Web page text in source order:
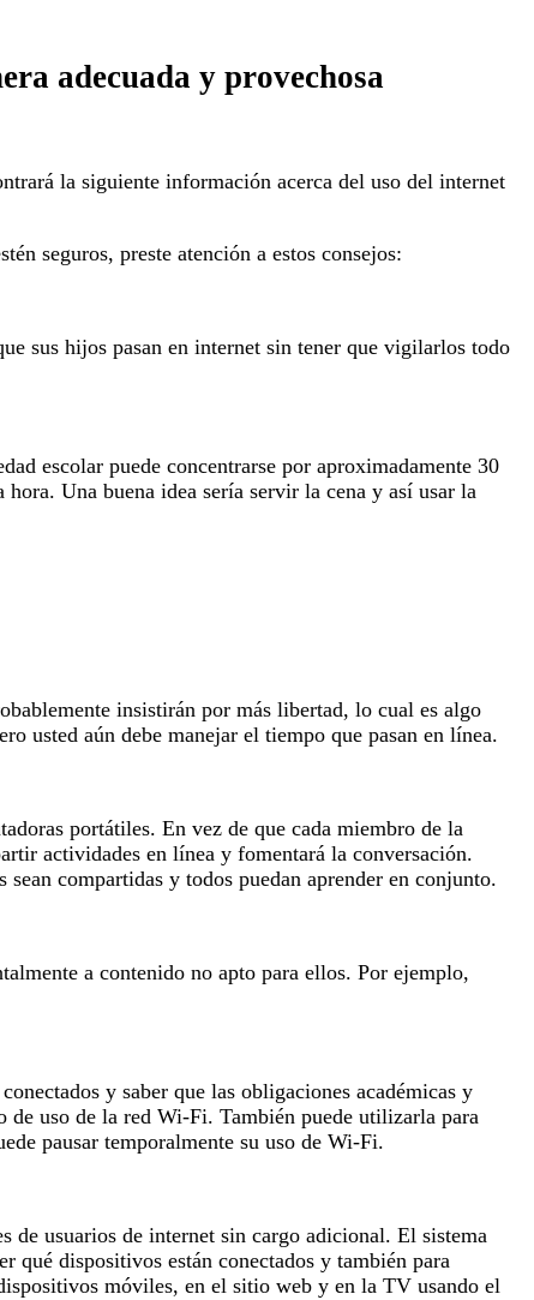
adecuada y provechosa
la siguiente información acerca del uso del internet
seguros, preste atención a estos consejos:
sus hijos pasan en internet sin tener que vigilarlos todo
escolar puede concentrarse por aproximadamente 30
Una buena idea sería servir la cena y así usar la
insistirán por más libertad, lo cual es algo
usted aún debe manejar el tiempo que pasan en línea.
portátiles. En vez de que cada miembro de la
actividades en línea y fomentará la conversación.
compartidas y todos puedan aprender en conjunto.
a contenido no apto para ellos. Por ejemplo,
y saber que las obligaciones académicas y
de uso de la red Wi-Fi. También puede utilizarla para
pausar temporalmente su uso de Wi-Fi.
usuarios de internet sin cargo adicional. El sistema
qué dispositivos están conectados y también para
móviles, en el sitio web y en la TV usando el